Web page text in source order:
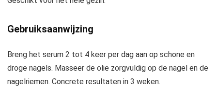
Gebruiksaanwijzing
Breng het serum 2 tot 4 keer per dag aan op schone en
droge nagels. Masseer de olie zorgvuldig op de nagel en de
nagelriemen. Concrete resultaten in 3 weken.